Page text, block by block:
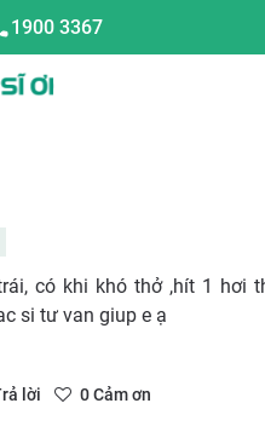
1900 3367
có khi khó thở ,hít 1 hơi
si tư van giup e ạ
lời 0Cảm ơn